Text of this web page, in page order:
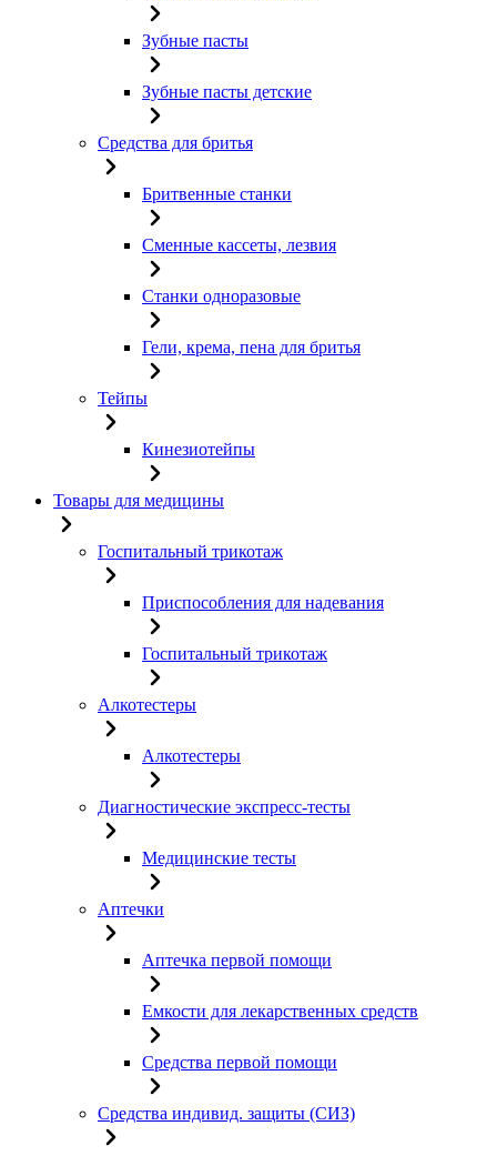
Зубные пасты
Зубные пасты детские
Средства для бритья
Бритвенные станки
Сменные кассеты, лезвия
Станки одноразовые
Гели, крема, пена для бритья
Тейпы
Кинезиотейпы
Товары для медицины
Госпитальный трикотаж
Приспособления для надевания
Госпитальный трикотаж
Алкотестеры
Алкотестеры
Диагностические экспресс-тесты
Медицинские тесты
Аптечки
Аптечка первой помощи
Емкости для лекарственных средств
Средства первой помощи
Средства индивид. защиты (СИЗ)